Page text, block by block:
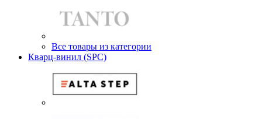
Все товары из категории
Кварц-винил (SPC)